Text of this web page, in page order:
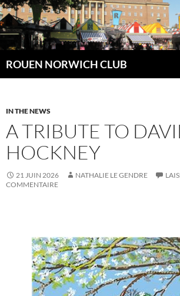
Aller
au
contenu
ROUEN NORWICH CLUB
IN THE NEWS
A TRIBUTE TO
HOCKNEY
21 JUIN 2026 NATHALIE LE GENDRE
COMMENTAIRE